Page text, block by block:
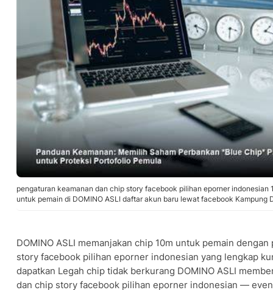
pengaturan keamanan dan chip story facebook pilihan eporner indonesian
untuk pemain di DOMINO ASLI daftar akun baru lewat facebook Kampung
DOMINO ASLI memanjakan chip 10m untuk pemain
story facebook pilihan eporner indonesian yang lengkap
dapatkan Legah chip tidak berkurang DOMINO ASLI
dan chip story facebook pilihan eporner indonesian —